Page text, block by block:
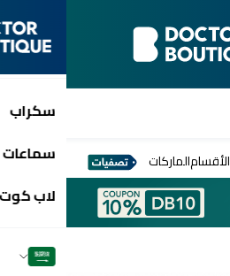
سكراب
لاب
الأقسامالماركات